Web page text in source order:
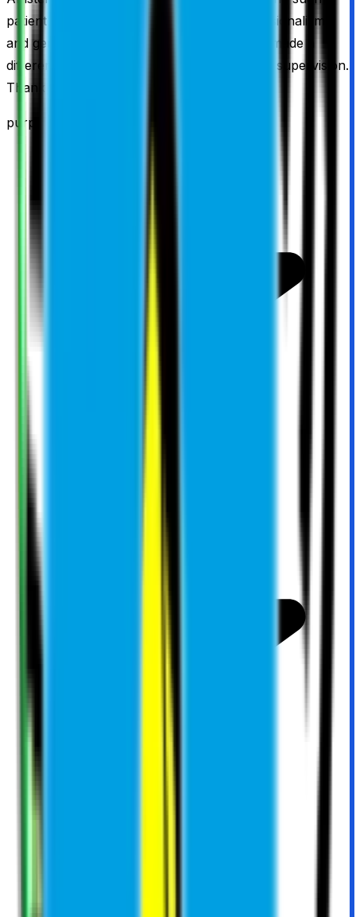
patient and respectful instructor. His professionalism
and genuine interest in helping me succeed made a
difference. It was a pleasure to be under his supervision.
Thank you Camiel! Highly recommended!
purple rain